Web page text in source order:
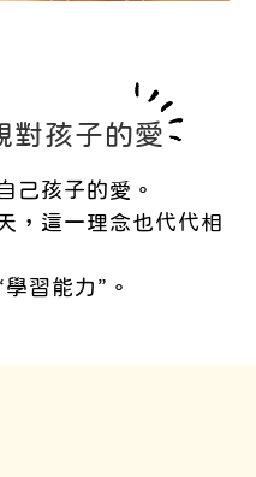
對孩子的愛
對孩子的愛
己孩子的愛。
，這一理念也代代相
習能力”。